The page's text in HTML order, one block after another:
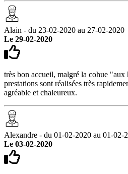
Alain - du 23-02-2020 au 27-02-2020
Le 29-02-2020
très bon accueil, malgré la cohue "aux
prestations sont réalisées très
agréable et chaleureux.
Alexandre - du 01-02-2020 au 01-02-
Le 03-02-2020